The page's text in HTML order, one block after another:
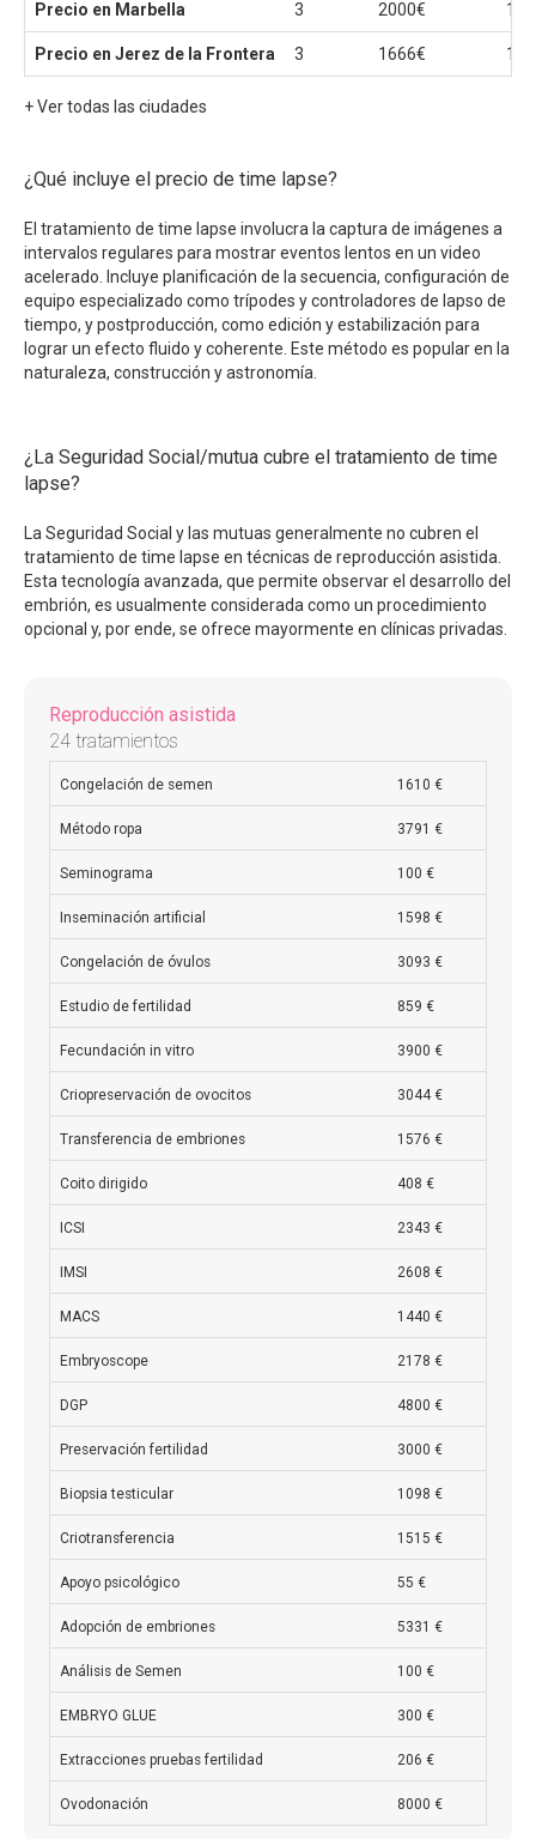
Precio en Marbella 3 2000€
Precio en Jerez de la Frontera 3 1666€
+ Ver todas las ciudades
¿Qué incluye el precio de time lapse?
El tratamiento de time lapse involucra la captura de imágenes a
intervalos regulares para mostrar eventos lentos en un video
acelerado. Incluye planificación de la secuencia, configuración de
equipo especializado como trípodes y controladores de lapso de
tiempo, y postproducción, como edición y estabilización para
lograr un efecto fluido y coherente. Este método es popular en la
naturaleza, construcción y astronomía.
¿La Seguridad Social/mutua cubre el tratamiento de time
lapse?
La Seguridad Social y las mutuas generalmente no cubren el
tratamiento de time lapse en técnicas de reproducción asistida.
Esta tecnología avanzada, que permite observar el desarrollo del
embrión, es usualmente considerada como un procedimiento
opcional y, por ende, se ofrece mayormente en clínicas privadas.
Reproducción asistida
24 tratamientos
Congelación de semen 1610 €
Método ropa 3791 €
Seminograma 100 €
Inseminación artificial 1598 €
Congelación de óvulos 3093 €
Estudio de fertilidad 859 €
Fecundación in vitro 3900 €
Criopreservación de ovocitos 3044 €
Transferencia de embriones 1576 €
Coito dirigido 408 €
ICSI 2343 €
IMSI 2608 €
MACS 1440 €
Embryoscope 2178 €
DGP 4800 €
Preservación fertilidad 3000 €
Biopsia testicular 1098 €
Criotransferencia 1515 €
Apoyo psicológico 55 €
Adopción de embriones 5331 €
Análisis de Semen 100 €
EMBRYO GLUE 300 €
Extracciones pruebas fertilidad 206 €
Ovodonación 8000 €